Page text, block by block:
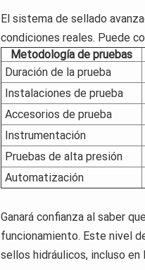
El sistema de sellado
condiciones reales. Puede
Metodología de pruebas
Duración de la prueba
Instalaciones de prueba
Accesorios de prueba
Instrumentación
Pruebas de alta presión
Automatización
Ganará confianza al saber
funcionamiento. Este nivel
sellos hidráulicos, incluso